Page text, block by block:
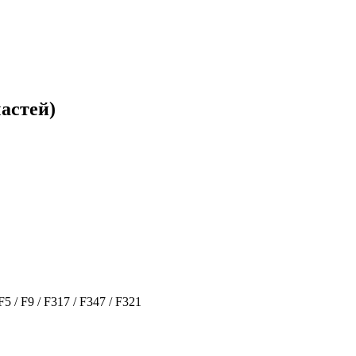
/ F9 / F317 / F347 / F321